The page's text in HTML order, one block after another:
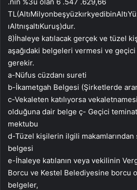
ıAltnışaltıKuruş)dur.
8)İhaleye katılacak gerçek ve tüzel
aşağıdaki belgeleri vermesi ve geçici
gerekir.
a-Nüfus cüzdanı sureti
b-İkametgah Belgesi (Şirketlerde
c-Vekaleten katılıyorsa
olduğuna dair belge ç- Geçici
mektubu
d-Tüzel kişilerin ilgili makamlarından
belgesi
e-İhaleye katılanın veya vekilinin
Borcu ve Kestel Belediyesine borcu
belgeler,